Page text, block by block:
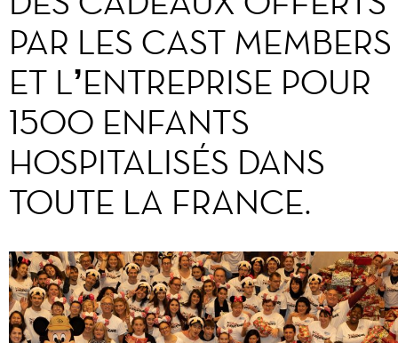
PAR LES CAST MEMBERS
ET L’ENTREPRISE POUR
1500 ENFANTS
HOSPITALISÉS DANS
TOUTE LA FRANCE.